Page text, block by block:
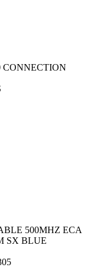
CONNECTION
500MHZ ECA
SX BLUE